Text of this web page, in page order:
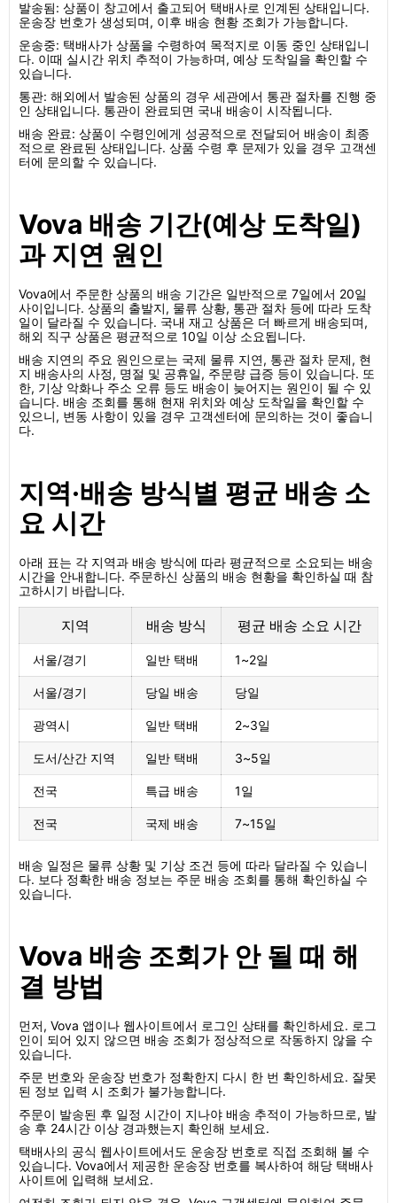
발송됨: 상품이 창고에서 출고되어 택배사로 인계된 상태입니다.
운송장 번호가 생성되며, 이후 배송 현황 조회가 가능합니다.
운송중: 택배사가 상품을 수령하여 목적지로 이동 중인 상태입니
다. 이때 실시간 위치 추적이 가능하며, 예상 도착일을 확인할 수
있습니다.
통관: 해외에서 발송된 상품의 경우 세관에서 통관 절차를 진행 중
인 상태입니다. 통관이 완료되면 국내 배송이 시작됩니다.
배송 완료: 상품이 수령인에게 성공적으로 전달되어 배송이 최종
적으로 완료된 상태입니다. 상품 수령 후 문제가 있을 경우 고객센
터에 문의할 수 있습니다.
Vova 배송 기간(예상 도착일)
과 지연 원인
Vova에서 주문한 상품의 배송 기간은 일반적으로 7일에서 20일
사이입니다. 상품의 출발지, 물류 상황, 통관 절차 등에 따라 도착
일이 달라질 수 있습니다. 국내 재고 상품은 더 빠르게 배송되며,
해외 직구 상품은 평균적으로 10일 이상 소요됩니다.
배송 지연의 주요 원인으로는 국제 물류 지연, 통관 절차 문제, 현
지 배송사의 사정, 명절 및 공휴일, 주문량 급증 등이 있습니다. 또
한, 기상 악화나 주소 오류 등도 배송이 늦어지는 원인이 될 수 있
습니다. 배송 조회를 통해 현재 위치와 예상 도착일을 확인할 수
있으니, 변동 사항이 있을 경우 고객센터에 문의하는 것이 좋습니
다.
지역·배송 방식별 평균 배송 소
요 시간
아래 표는 각 지역과 배송 방식에 따라 평균적으로 소요되는 배송
시간을 안내합니다. 주문하신 상품의 배송 현황을 확인하실 때 참
고하시기 바랍니다.
지역 배송 방식 평균 배송 소요 시간
서울/경기 일반 택배 1~2일
서울/경기 당일 배송 당일
광역시 일반 택배 2~3일
도서/산간 지역 일반 택배 3~5일
전국 특급 배송 1일
전국 국제 배송 7~15일
배송 일정은 물류 상황 및 기상 조건 등에 따라 달라질 수 있습니
다. 보다 정확한 배송 정보는 주문 배송 조회를 통해 확인하실 수
있습니다.
Vova 배송 조회가 안 될 때 해
결 방법
먼저, Vova 앱이나 웹사이트에서 로그인 상태를 확인하세요. 로그
인이 되어 있지 않으면 배송 조회가 정상적으로 작동하지 않을 수
있습니다.
주문 번호와 운송장 번호가 정확한지 다시 한 번 확인하세요. 잘못
된 정보 입력 시 조회가 불가능합니다.
주문이 발송된 후 일정 시간이 지나야 배송 추적이 가능하므로, 발
송 후 24시간 이상 경과했는지 확인해 보세요.
택배사의 공식 웹사이트에서도 운송장 번호로 직접 조회해 볼 수
있습니다. Vova에서 제공한 운송장 번호를 복사하여 해당 택배사
사이트에 입력해 보세요.